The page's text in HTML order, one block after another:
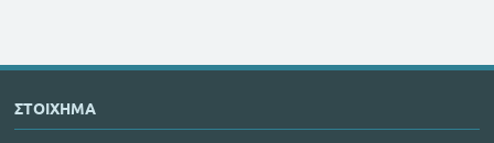
ΣΤΟΙΧΗΜΑ